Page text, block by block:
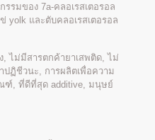
รมของ 7a-คลอเรสเตอรอล
yolk และตับคลอเรสเตอรอล
, ไม่มีสารตกค้ายาเสพติด, ไม่
ฏิชีวนะ, การผลิตเพื่อความ
ฑ์, ที่ดีที่สุด additive, มนุษย์